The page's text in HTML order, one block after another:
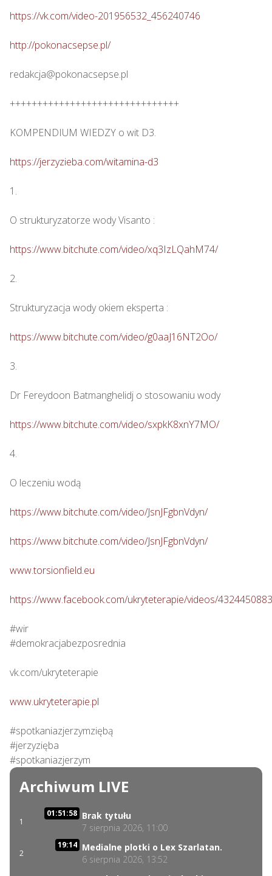
https://vk.com/video-201956532_456240746
http://pokonacsepse.pl/
redakcja@pokonacsepse.pl
+++++++++++++++++++++++++++++++
KOMPENDIUM WIEDZY o wit D3.
https://jerzyzieba.com/witamina-d3
1.
O strukturyzatorze wody Visanto :
https://www.bitchute.com/video/xq3IzLQahM74/
2.
Strukturyzacja wody okiem eksperta :
https://www.bitchute.com/video/g0aaJ16NT2Oo/
3.
Dr Fereydoon Batmanghelidj o stosowaniu wody
https://www.bitchute.com/video/sxpkK8xnY7MO/
4.
O leczeniu wodą
https://www.bitchute.com/video/JsnJFgbnVdyn/
https://www.bitchute.com/video/JsnJFgbnVdyn/
www.torsionfield.eu
https://www.facebook.com/ukryteterapie/videos/
#wir
#demokracjabezposrednia
vk.com/ukryteterapie
www.ukryteterapie.pl
#spotkaniazjerzymziębą
#jerzyzięba
#spotkaniazjerzym
Archiwum LIVE
1
01:51:58 Brak tytułu
7 sierpnia 2026, 11:00
2
19:14 Medialne plotki o Lex Szarlatan.
6 sierpnia 2026, 13:52